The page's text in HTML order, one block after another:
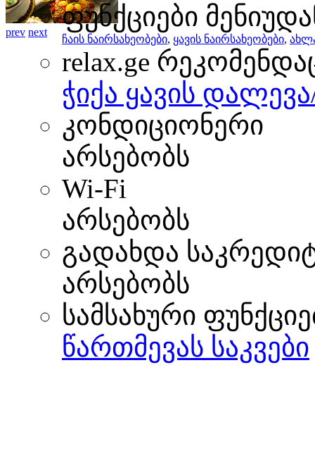
prev next
ფუნქციები
ჩაის ნაირსახეობები, ყავის ნაირსახეობები,
relax.ge
ჭიქა ყავის
კონდიციონერი
არსებობს
Wi-Fi
არსებობს
გადახდა
არსებობს
სამსახური
წართმევას საკვები